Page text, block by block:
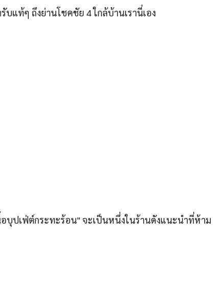
แท้ๆ ถึงย่านโชคชัย 4 ใกล้บ้านเรานี่เอง
บุปเฟ่ต์กระทะร้อน" จะเป็นหนึ่งในร้านดังแนะนำที่ห้าม